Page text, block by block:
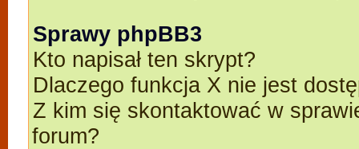
Sprawy phpBB3
Kto napisał ten skrypt?
Dlaczego funkcja X nie jest
Z kim się skontaktować w
forum?